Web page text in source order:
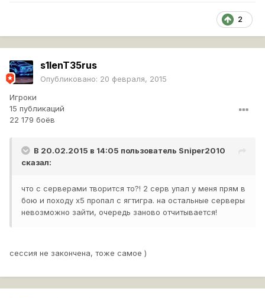
2
s1lenT35rus
Опубликовано: 20 февраля, 2015
Игроки
15 публикаций
22 179 боёв
В 20.02.2015 в 14:05 пользователь Sniper2010
сказал:
что с серверами творится то?! 2 серв упал у меня прям в
бою и походу х5 пропал с ягтигра. на остальные серверы
невозможно зайти, очередь заново отчитывается!
сессия не закончена, тоже самое )